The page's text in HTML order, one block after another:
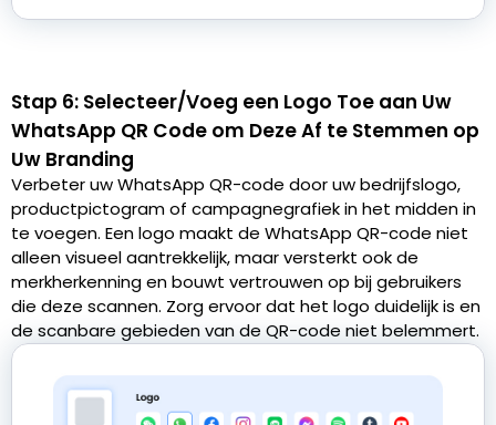
Stap 6: Selecteer/Voeg een Logo Toe aan Uw
WhatsApp QR Code om Deze Af te Stemmen op
Uw Branding
Verbeter uw WhatsApp QR-code door uw bedrijfslogo,
productpictogram of campagnegrafiek in het midden in
te voegen. Een logo maakt de WhatsApp QR-code niet
alleen visueel aantrekkelijk, maar versterkt ook de
merkherkenning en bouwt vertrouwen op bij gebruikers
die deze scannen. Zorg ervoor dat het logo duidelijk is en
de scanbare gebieden van de QR-code niet belemmert.